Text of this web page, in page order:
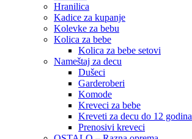
Hranilica
Kadice za kupanje
Kolevke za bebu
Kolica za bebe
Kolica za bebe setovi
Nameštaj za decu
Dušeci
Garderoberi
Komode
Kreveci za bebe
Kreveti za decu do 12 godina
Prenosivi kreveci